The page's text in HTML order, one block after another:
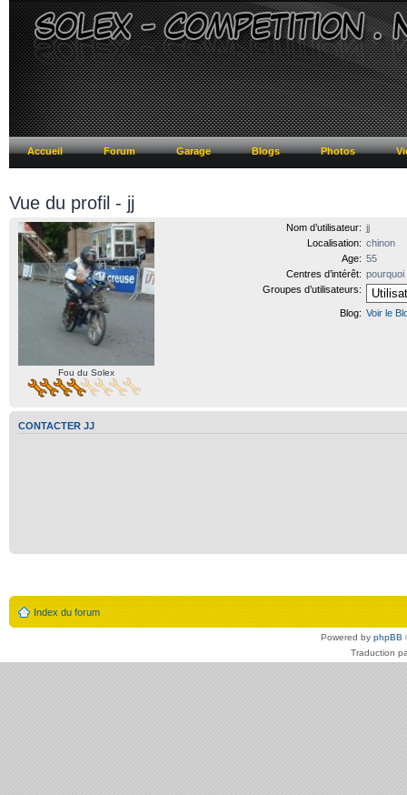
Accueil Forum Garage Blogs Photos
Vue du profil - jj
Fou du Solex
Nom d’utilisateur: jj
Localisation: chinon
Age: 55
Centres d’intérêt: pourquoi
Groupes d’utilisateurs:
Blog: Voir le
CONTACTER JJ
Index du forum
Powered by phpBB
Traduction